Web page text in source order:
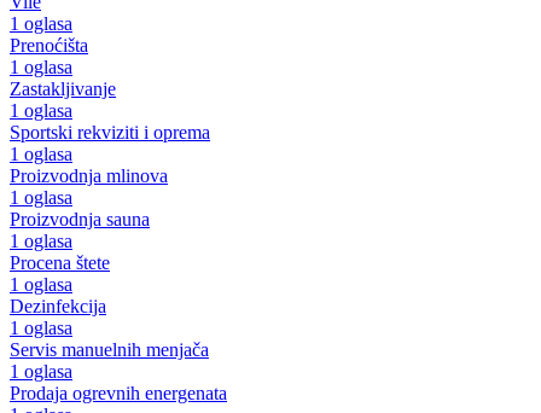
1 oglasa
Prenoćišta
1 oglasa
Zastakljivanje
1 oglasa
Sportski rekviziti i oprema
1 oglasa
Proizvodnja mlinova
1 oglasa
Proizvodnja sauna
1 oglasa
Procena štete
1 oglasa
Dezinfekcija
1 oglasa
Servis manuelnih menjača
1 oglasa
Prodaja ogrevnih energenata